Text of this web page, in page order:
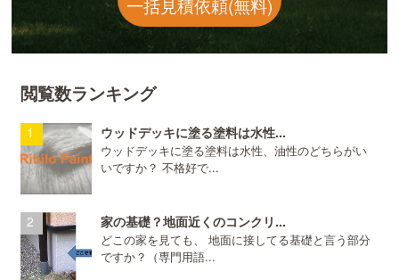
閲覧数ランキング
ウッドデッキに塗る塗料は水性...
ウッドデッキに塗る塗料は水性、油性のどちらがい
いですか？ 不格好で...
家の基礎？地面近くのコンクリ...
どこの家を見ても、 地面に接してる基礎と言う部分
ですか？（専門用語...